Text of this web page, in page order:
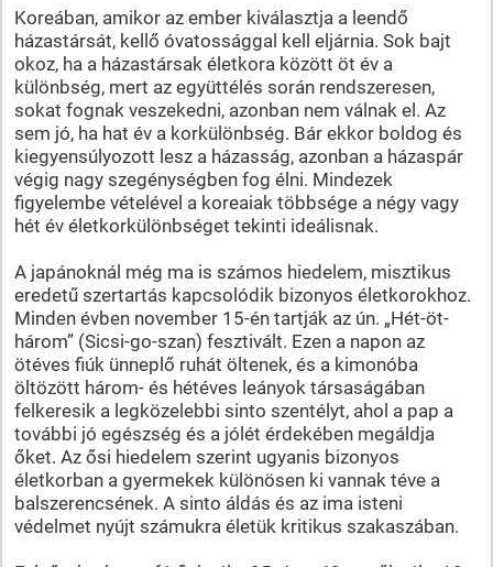
Koreában, amikor az ember kiválasztja a leendő
házastársát, kellő óvatossággal kell eljárnia. Sok bajt
okoz, ha a házastársak életkora között öt év a
különbség, mert az együttélés során rendszeresen,
sokat fognak veszekedni, azonban nem válnak el. Az
sem jó, ha hat év a korkülönbség. Bár ekkor boldog és
kiegyensúlyozott lesz a házasság, azonban a házaspár
végig nagy szegénységben fog élni. Mindezek
figyelembe vételével a koreaiak többsége a négy vagy
hét év életkorkülönbséget tekinti ideálisnak.
A japánoknál még ma is számos hiedelem, misztikus
eredetű szertartás kapcsolódik bizonyos életkorokhoz.
Minden évben november 15-én tartják az ún. „Hét-öt-
három” (Sicsi-go-szan) fesztivált. Ezen a napon az
ötéves fiúk ünneplő ruhát öltenek, és a kimonóba
öltözött három- és hétéves leányok társaságában
felkeresik a legközelebbi sinto szentélyt, ahol a pap a
további jó egészség és a jólét érdekében megáldja
őket. Az ősi hiedelem szerint ugyanis bizonyos
életkorban a gyermekek különösen ki vannak téve a
balszerencsének. A sinto áldás és az ima isteni
védelmet nyújt számukra életük kritikus szakaszában.